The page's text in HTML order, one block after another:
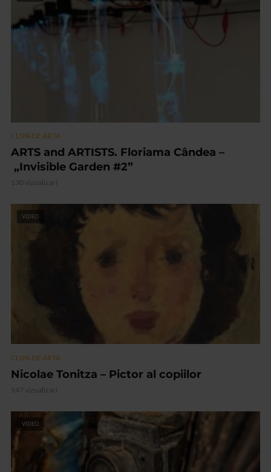
CLIPA DE ARTA
ARTS and ARTISTS. Floriama Cândea –
„Invisible Garden #2”
130 vizualizari
VIDEO
CLIPA DE ARTA
Nicolae Tonitza – Pictor al copiilor
147 vizualizari
VIDEO